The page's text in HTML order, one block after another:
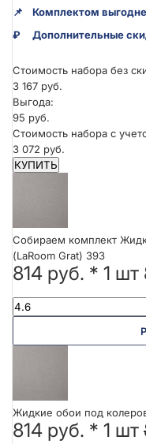
📌 Комплектом
₽ Дополнительные
Стоимость набора без
3 167 руб.
Выгода:
95 руб.
Стоимость набора с
3 072 руб.
КУПИТЬ
Собираем комплект
(LaRoom Grat) 393
814 руб. * 1 шт
Жидкие обои под
814 руб. * 1 шт